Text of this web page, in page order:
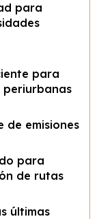
para
para
de emisiones
para
de rutas
últimas